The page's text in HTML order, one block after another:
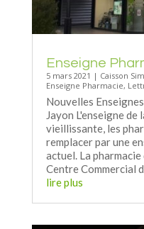
Enseigne
5 mars 2021 | Caisson
Enseigne Pharmacie,
Nouvelles
Jayon L'enseigne
vieillissante, les
remplacer par une
actuel. La
Centre Commercial
lire plus